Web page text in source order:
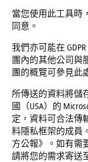
當您使用此工具時
同意。
我們亦可能在
團內的其他公司與
團的概覽可參見此
所傳送的資料將儲
國（USA）的
定，資料可合法傳
料隱私框架的成員
方公報》。如有需
請將您的需求寄送